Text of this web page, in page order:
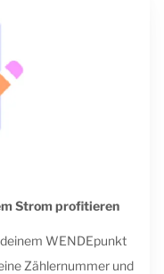
Strom profitieren
WENDEpunkt
Zählernummer und